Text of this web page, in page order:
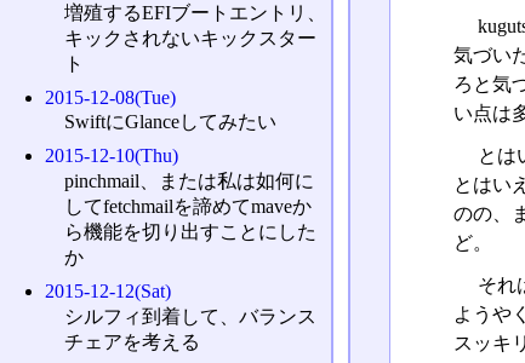
気づい
ろと気
い点は
とは
とはい
のの、
ど。
それ
ようや
スッキ
増殖するEFIブートエントリ、
キックされないキックスター
ト
2015-12-08(Tue)
SwiftにGlanceしてみたい
2015-12-10(Thu)
pinchmail、または私は如何に
してfetchmailを諦めてmaveか
ら機能を切り出すことにした
か
2015-12-12(Sat)
シルフィ到着して、バランス
チェアを考える